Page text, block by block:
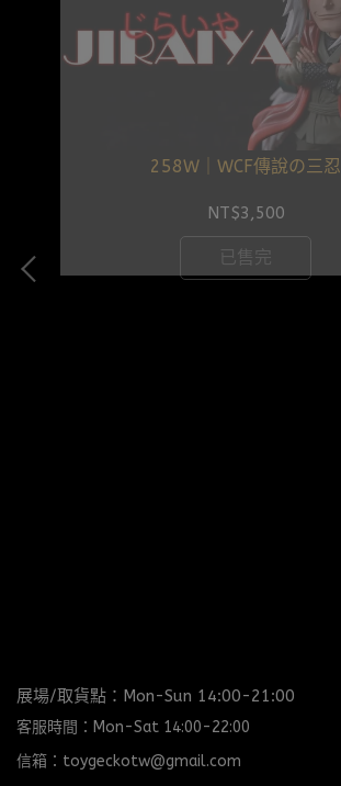
258W｜WCF傳說の三忍
NT$3,500
已售完
展場/取貨點：Mon-Sun 14:00-21:00
客服時間：Mon-Sat 14:00-22:00
信箱：toygeckotw@gmail.com